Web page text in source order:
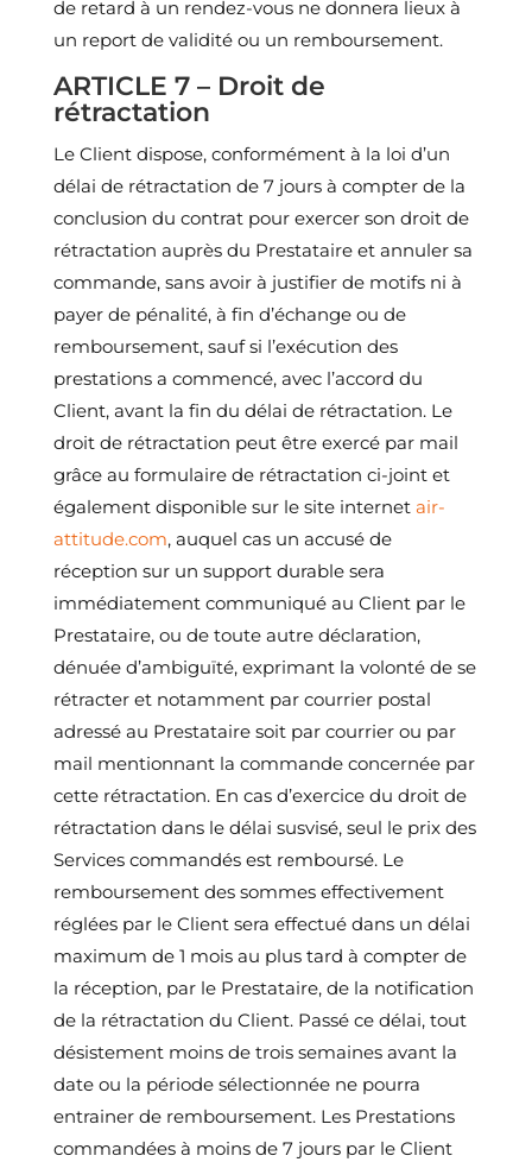
de retard à un rendez-vous ne donnera lieux à
un report de validité ou un remboursement.
ARTICLE 7 – Droit de
rétractation
Le Client dispose, conformément à la loi d’un
délai de rétractation de 7 jours à compter de la
conclusion du contrat pour exercer son droit de
rétractation auprès du Prestataire et annuler sa
commande, sans avoir à justifier de motifs ni à
payer de pénalité, à fin d’échange ou de
remboursement, sauf si l’exécution des
prestations a commencé, avec l’accord du
Client, avant la fin du délai de rétractation. Le
droit de rétractation peut être exercé par mail
grâce au formulaire de rétractation ci-joint et
également disponible sur le site internet air-
attitude.com, auquel cas un accusé de
réception sur un support durable sera
immédiatement communiqué au Client par le
Prestataire, ou de toute autre déclaration,
dénuée d’ambiguïté, exprimant la volonté de se
rétracter et notamment par courrier postal
adressé au Prestataire soit par courrier ou par
mail mentionnant la commande concernée par
cette rétractation. En cas d’exercice du droit de
rétractation dans le délai susvisé, seul le prix des
Services commandés est remboursé. Le
remboursement des sommes effectivement
réglées par le Client sera effectué dans un délai
maximum de 1 mois au plus tard à compter de
la réception, par le Prestataire, de la notification
de la rétractation du Client. Passé ce délai, tout
désistement moins de trois semaines avant la
date ou la période sélectionnée ne pourra
entrainer de remboursement. Les Prestations
commandées à moins de 7 jours par le Client